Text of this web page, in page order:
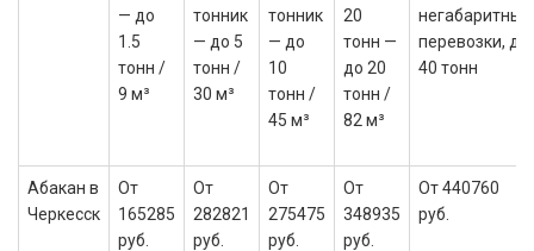
— до
1.5
тонн /
9 м³
тонник
— до 5
тонн /
30 м³
тонник
— до
10
тонн /
45 м³
20
тонн —
до 20
тонн /
82 м³
негабаритные
перевозки, до
40 тонн
Абакан в
Черкесск
От
165285
руб.
От
282821
руб.
От
275475
руб.
От
348935
руб.
От 440760
руб.